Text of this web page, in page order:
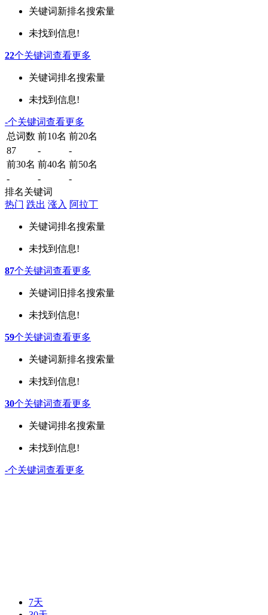
关键词新排名搜索量
未找到信息!
22个关键词查看更多
关键词排名搜索量
未找到信息!
-个关键词查看更多
总词数 前10名 前20名
87
-
-
前30名 前40名 前50名
-
-
-
排名关键词
热门 跌出 涨入 阿拉丁
关键词排名搜索量
未找到信息!
87个关键词查看更多
关键词 旧排名搜索量
未找到信息!
59个关键词查看更多
关键词新排名搜索量
未找到信息!
30个关键词查看更多
关键词排名搜索量
未找到信息!
-个关键词查看更多
7天